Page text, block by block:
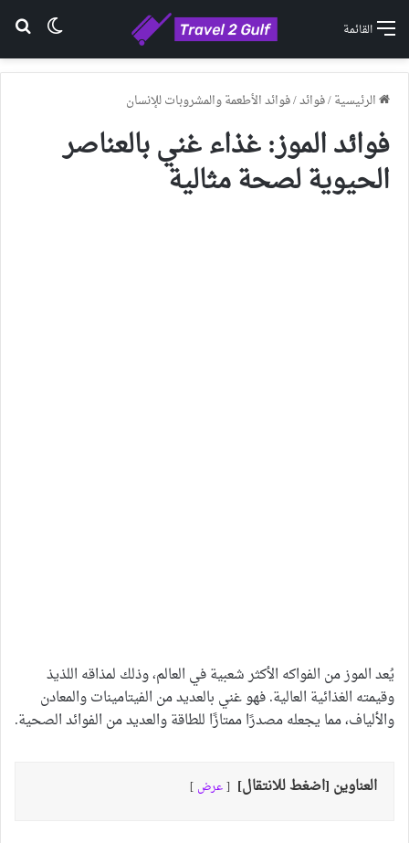
القائمة
الرئيسية/فوائد/فوائد الأطعمة والمشروبات للإنسان
فوائد الموز: غذاء غني بالعناصر
الحيوية لصحة مثالية
يُعد الموز من الفواكه الأكثر شعبية في العالم، وذلك لمذاقه اللذيذ
وقيمته الغذائية العالية. فهو غني بالعديد من الفيتامينات والمعادن
والألياف، مما يجعله مصدرًا ممتازًا للطاقة والعديد من الفوائد الصحية.
العناوين [اضغط للانتقال] عرض